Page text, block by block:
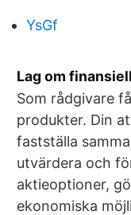
YsGf
Lag om
Som rådgivare
produkter. Din
fastställa
utvärdera och
aktieoptioner,
ekonomiska